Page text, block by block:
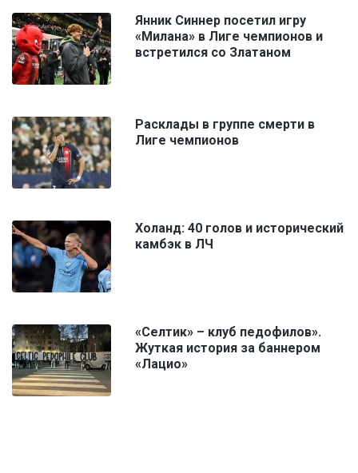
Янник Синнер посетил игру
«Милана» в Лиге чемпионов и
встретился со Златаном
Расклады в группе смерти в
Лиге чемпионов
Холанд: 40 голов и исторический
камбэк в ЛЧ
«Селтик» – клуб педофилов».
Жуткая история за баннером
«Лацио»